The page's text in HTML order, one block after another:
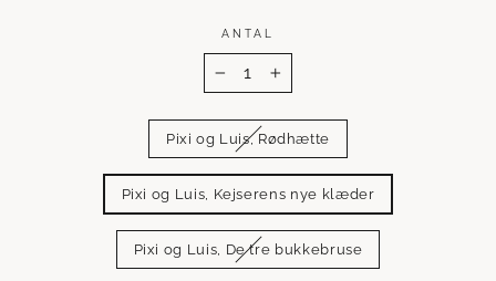
ANTAL
+
Pixi og Luis, Rødhætte
Pixi og Luis, Kejserens nye klæder
Pixi og Luis, De tre bukkebruse